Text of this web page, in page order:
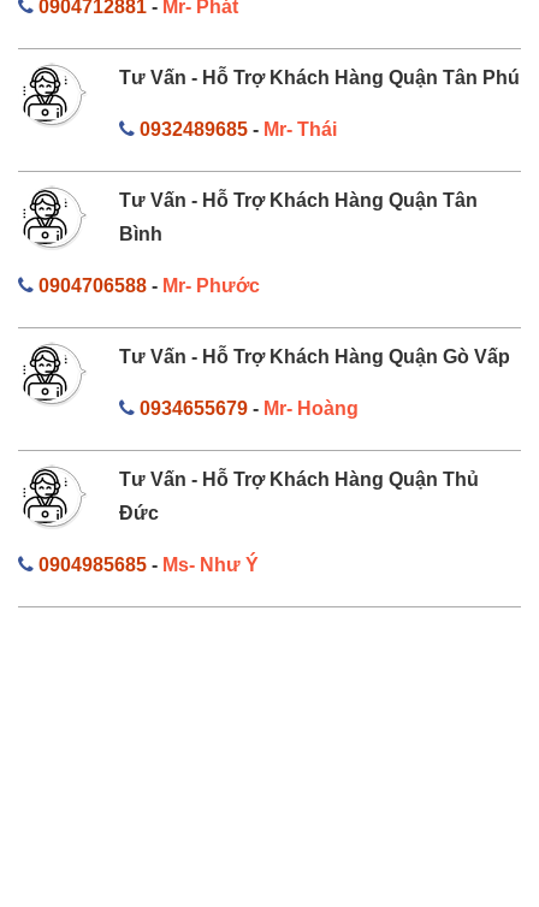
0904712881 - Mr- Phát
Tư Vấn - Hỗ Trợ Khách Hàng Quận Tân Phú
0932489685- Mr- Thái
Tư Vấn - Hỗ Trợ Khách Hàng Quận Tân
Bình
0904706588 - Mr- Phước
Tư Vấn - Hỗ Trợ Khách Hàng Quận Gò Vấp
0934655679- Mr- Hoàng
Tư Vấn - Hỗ Trợ Khách Hàng Quận Thủ
Đức
0904985685 - Ms- Như Ý